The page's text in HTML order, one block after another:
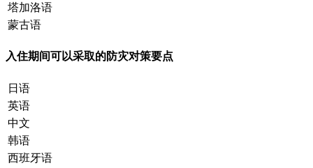
塔加洛语
蒙古语
入住期间可以采取的防灾对策要点
日语
英语
中文
韩语
西班牙语